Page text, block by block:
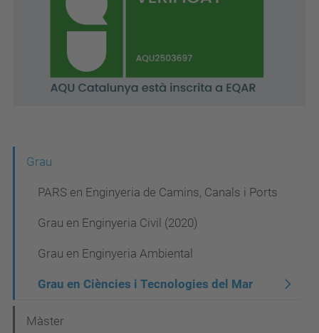
c
Grau
PARS en Enginyeria de Camins, Canals i Ports
Grau en Enginyeria Civil (2020)
Grau en Enginyeria Ambiental
Grau en Ciències i Tecnologies del Mar
Màster